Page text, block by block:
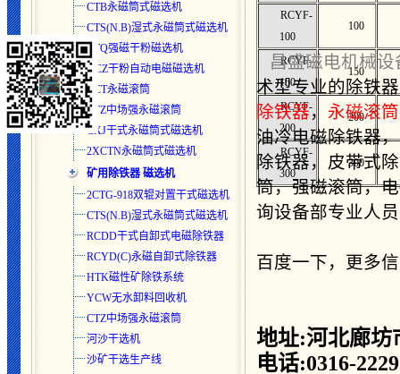
CTB永磁筒式磁选机
CTS(N.B)湿式永磁筒式磁选机
CTQ强磁干粉磁选机
DCZ干粉自动电磁磁选机
RCT永磁滚筒
CTZ中场强永磁滚筒
CXJ干式永磁筒式磁选机
2XCTN永磁筒式磁选机
矿用除铁器 磁选机
2CTG-918双辊对置干式磁选机
CTS(N.B)湿式永磁筒式磁选机
RCDD干式自卸式电磁除铁器
RCYD(C)永磁自卸式除铁器
HTK磁性矿除铁系统
YCW无水卸料回收机
CTZ中场强永磁滚筒
河沙干选机
沙矿干选生产线
RCYF-
100
100
RCYF-
150
150
RCYF-
200
200
RCYF-
300
300
昌盛磁电机械
术型专业的除铁
除铁器， 永磁滚筒
油冷电磁除铁器
除铁器，皮带式
筒，强磁滚筒，
询设备部专业人
百度一下，更多
地址:河北廊坊
电话:0316-